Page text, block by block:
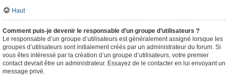
Haut
Comment puis-je devenir le responsable d’un groupe d’utilisateurs ?
Le responsable d’un groupe d’utilisateurs est généralement assigné lorsque les
groupes d’utilisateurs sont initialement créés par un administrateur du forum. Si
vous êtes intéressé par la création d’un groupe d’utilisateurs, votre premier
contact devrait être un administrateur. Essayez de le contacter en lui envoyant un
message privé.